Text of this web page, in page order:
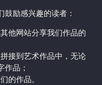
励感兴趣的读者：
他网站分享我们作品的
接到艺术作品中，无论
品；
的作品。